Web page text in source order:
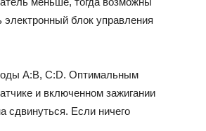
блок управления
А:В, С:D. Оптимальным
и включенном зажигании
сдвинуться. Если ничего